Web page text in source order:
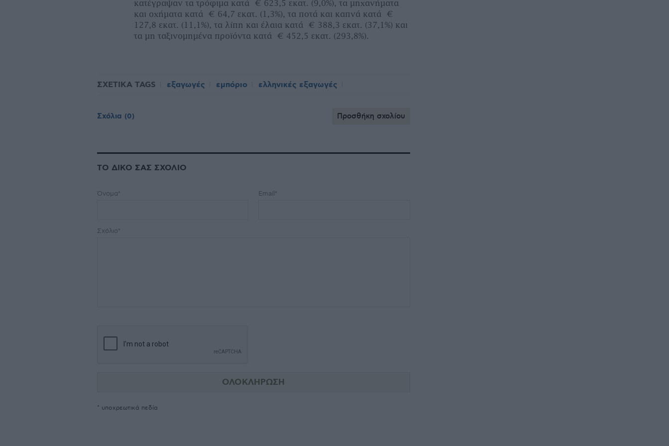
κατέγραψαν τα τρόφιμα κατά € 623,5 εκατ. (9,0%), τα μηχανήματα
και οχήματα κατά € 64,7 εκατ. (1,3%), τα ποτά και καπνά κατά €
127,8 εκατ. (11,1%), τα λίπη και έλαια κατά € 388,3 εκατ. (37,1%) και
τα μη ταξινομημένα προϊόντα κατά € 452,5 εκατ. (293,8%).
ΣΧΕΤΙΚΑ TAGS εξαγωγές εμπόριο ελληνικές εξαγωγές
Σχόλια (0) Προσθήκη σχολίου
ΤΟ ΔΙΚΟ ΣΑΣ ΣΧΟΛΙΟ
Όνομα* Email*
Σχόλιο*
* υποχρεωτικά πεδία